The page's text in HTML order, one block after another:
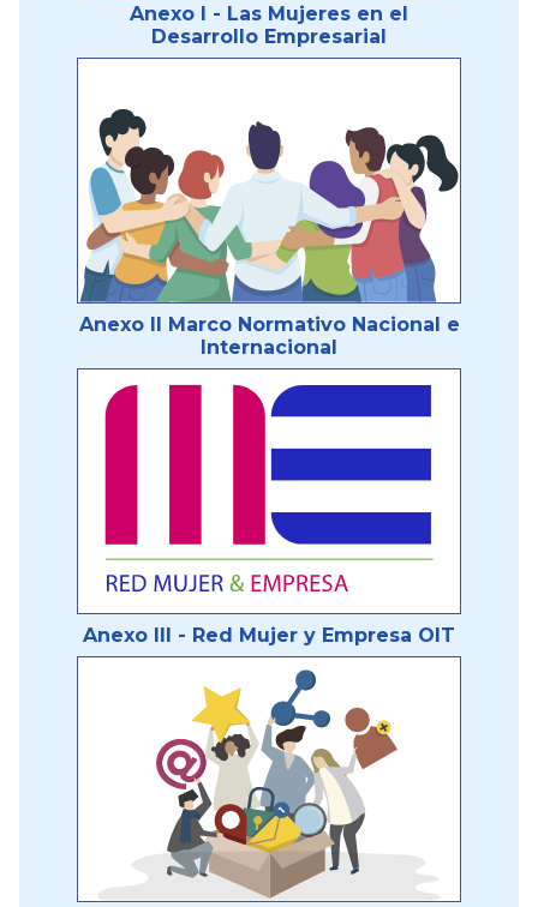
Anexo I - Las Mujeres en el
Desarrollo Empresarial
Anexo II Marco Normativo Nacional e
Internacional
Anexo III - Red Mujer y Empresa OIT